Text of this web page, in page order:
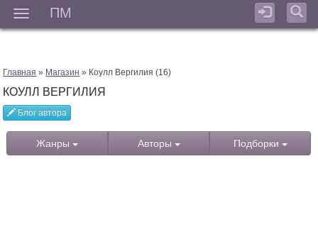
ПМ
Главная » Магазин » Коулл Вергилия (16)
КОУЛЛ ВЕРГИЛИЯ
Блог автора
Жанры Авторы Подборки